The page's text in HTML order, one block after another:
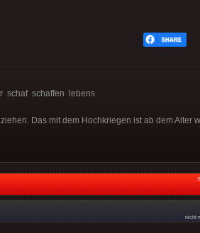
schaf schaffen lebens
Das mit dem Hochkriegen ist ab dem Alter
nicht